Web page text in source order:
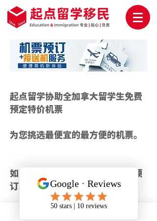
起点留学协助全加拿大留学生免费
预定特价机票
为您挑选最便宜的最方便的机票。
如需预约机场接送，请提前一周预
订。
©Copy Right Onestart Inc.起点加拿大留学移民